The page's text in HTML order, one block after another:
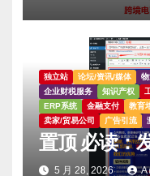
独立站 论坛/资讯/媒体
企业财税服务
知识产权
ERP系统
金融支付 教育
卖家/贸易公司
广告引流
置顶 必读
5 月 28, 2026